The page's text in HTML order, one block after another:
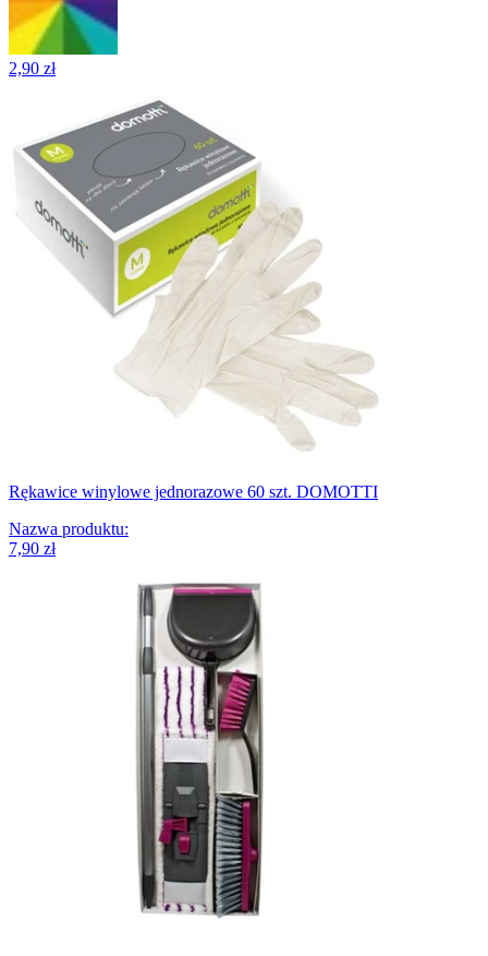
2,90 zł
Rękawice winylowe jednorazowe 60 szt. DOMOTTI
Nazwa produktu:
7,90 zł